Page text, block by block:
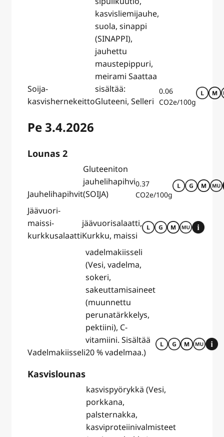
Soija-
kasvishernekeitto
kasvisliemijauhe,
suola, sinappi
(SINAPPI),
jauhettu
maustepippuri,
meirami Saattaa
sisältää:
Gluteeni, Selleri
0.06
CO2e/100g
Pe 3.4.2026
Lounas 2
Jauhelihapihvit
Gluteeniton
jauhelihapihvi
(SOIJA)
0.37
CO2e/100g
Jäävuori-
maissi-
kurkkusalaatti
jäävuorisalaatti,
Kurkku, maissi
Vadelmakiisseli
vadelmakiisseli
(Vesi, vadelma,
sokeri,
sakeuttamisaineet
(muunnettu
perunatärkkelys,
pektiini), C-
vitamiini. Sisältää
20 % vadelmaa.)
Kasvislounas
kasvispyörykkä (Vesi,
porkkana,
palsternakka,
kasviproteiinivalmisteet